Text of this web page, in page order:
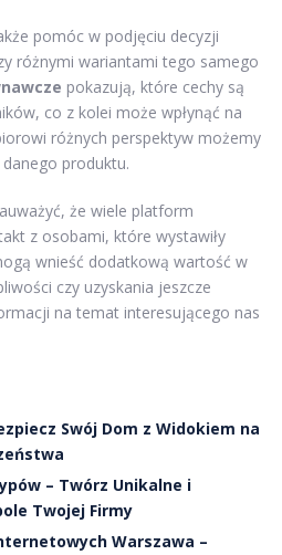
pomóc w podjęciu decyzji
różnymi wariantami tego samego
pokazują, które cechy są
co z kolei może wpłynąć na
różnych perspektyw możemy
produktu.
że wiele platform
z osobami, które wystawiły
wnieść dodatkową wartość w
czy uzyskania jeszcze
na temat interesującego nas
Swój Dom z Widokiem na
– Twórz Unikalne i
Twojej Firmy
Warszawa –